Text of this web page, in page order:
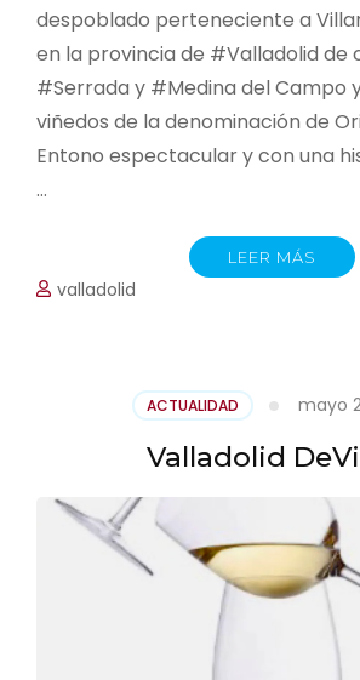
despoblado perteneciente a
en la provincia de #Valladolid de
#Serrada y #Medina del Campo
viñedos de la denominación de
Entono espectacular y con una
…
LEER MÁS
valladolid
ACTUALIDAD mayo
Valladolid